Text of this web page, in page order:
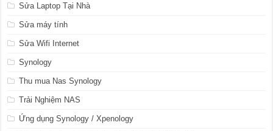
Sửa Laptop Tại Nhà
Sửa máy tính
Sửa Wifi Internet
Synology
Thu mua Nas Synology
Trải Nghiệm NAS
Ứng dụng Synology / Xpenology